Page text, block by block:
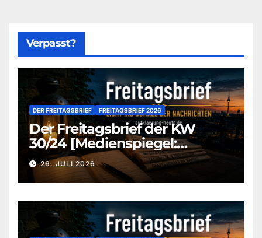
Verpasst?
DER FREITAGSBRIEF FREITAGSBRIEF 2026
Der Freitagsbrief der KW
30/24 [Medienspiegel:
aufklaerung-heute-de]
26. JULI 2026